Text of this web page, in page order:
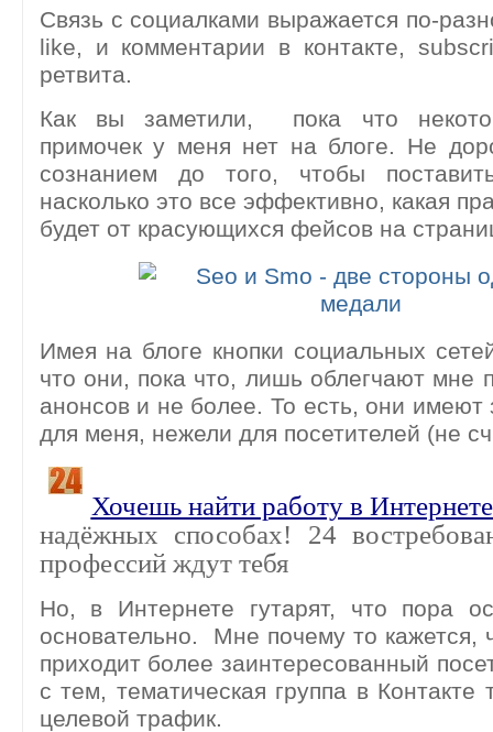
Связь с социалками выражается по-
like, и комментарии в контакте,
ретвита.
Как вы заметили, пока что
примочек у меня нет на блоге. Не
сознанием до того, чтобы
насколько это все эффективно, какая
будет от красующихся фейсов на
Имея на блоге кнопки социальных
что они, пока что, лишь облегчают мне
анонсов и не более. То есть, они
для меня, нежели для посетителей (не
Хочешь найти работу в
надёжных способах! 24
профессий ждут тебя
Но, в Интернете гутарят, что пора
основательно. Мне почему то кажется,
приходит более заинтересованный
с тем, тематическая группа в Контакте
целевой трафик.